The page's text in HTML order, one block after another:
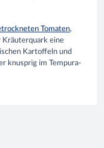
Tomaten,
Kräuterquark eine
Kartoffeln und
knusprig im Tempura-